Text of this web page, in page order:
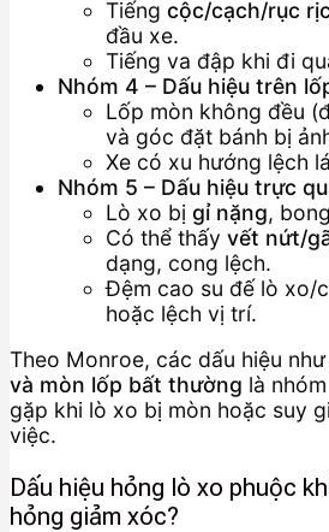
Tiếng cộc/cạch/rục
đầu xe.
Tiếng va đập khi đi
Nhóm 4 – Dấu hiệu trên
Lốp mòn không đều
và góc đặt bánh bị
Xe có xu hướng lệch
Nhóm 5 – Dấu hiệu trực
Lò xo bị gỉ nặng,
Có thể thấy vết nứt/
dạng, cong lệch.
Đệm cao su đế lò xo/
hoặc lệch vị trí.
Theo Monroe, các dấu hiệu như
và mòn lốp bất thường là
gặp khi lò xo bị mòn hoặc suy
việc.
Dấu hiệu hỏng lò xo phuộc
hỏng giảm xóc?